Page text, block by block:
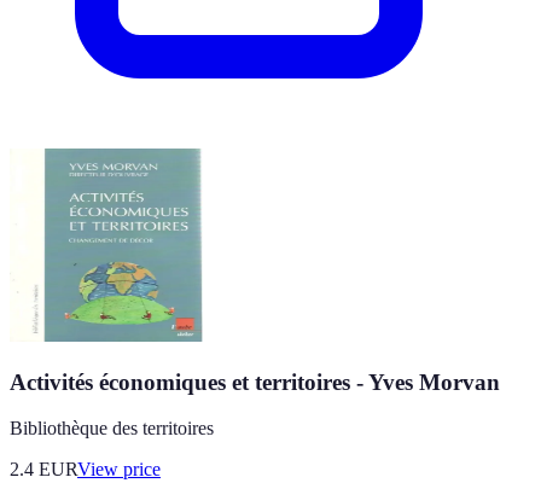
Activités économiques et territoires - Yves Morvan
Bibliothèque des territoires
2.4 EURView price